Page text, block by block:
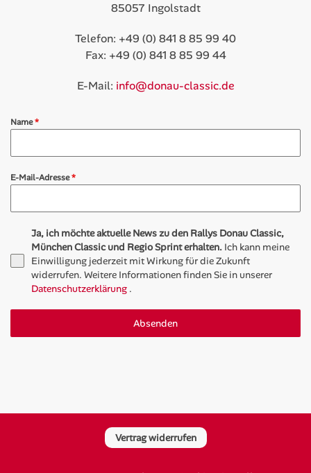
85057 Ingolstadt
Telefon: +49 (0) 841 8 85 99 40
Fax: +49 (0) 841 8 85 99 44
E-Mail: info@donau-classic.de
Name*
E-Mail-Adresse*
Ja, ich möchte aktuelle News zu den Rallys Donau Classic,
München Classic und Regio Sprint erhalten. Ich kann meine
Einwilligung jederzeit mit Wirkung für die Zukunft
widerrufen. Weitere Informationen finden Sie in unserer
Datenschutzerklärung .
Absenden
Vertrag widerrufen